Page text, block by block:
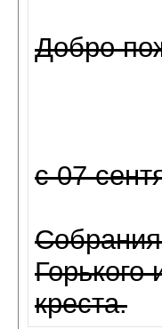
Добро
с 07
креста.